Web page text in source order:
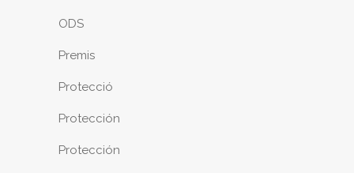
ODS
Premis
Protecció
Protección
Protección